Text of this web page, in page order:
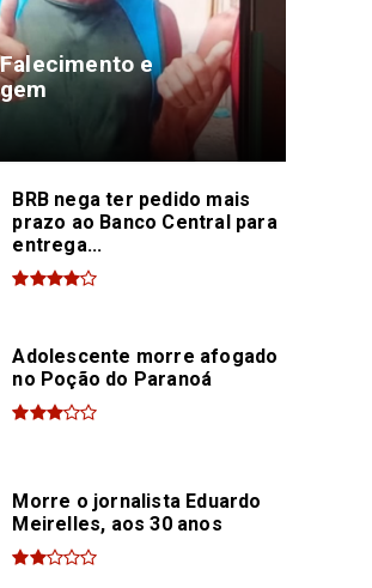
e
BRB nega ter pedido mais
prazo ao Banco Central para
entrega...
Adolescente morre afogado
no Poção do Paranoá
Morre o jornalista Eduardo
Meirelles, aos 30 anos